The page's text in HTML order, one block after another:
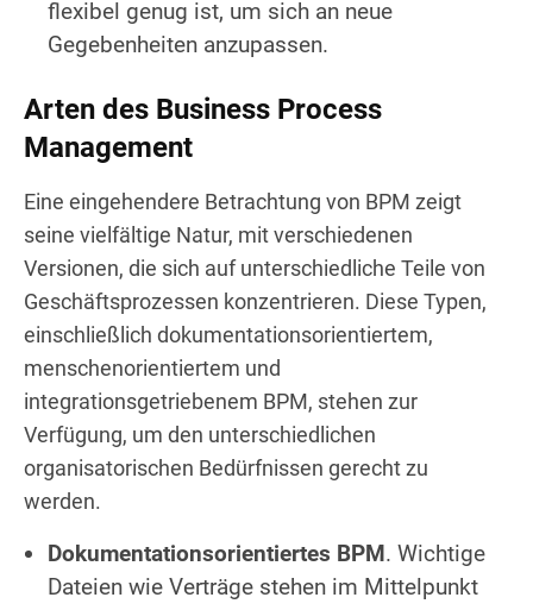
flexibel genug ist, um sich an neue
Gegebenheiten anzupassen.
Arten des Business Process
Management
Eine eingehendere Betrachtung von BPM zeigt
seine vielfältige Natur, mit verschiedenen
Versionen, die sich auf unterschiedliche Teile von
Geschäftsprozessen konzentrieren. Diese Typen,
einschließlich dokumentationsorientiertem,
menschenorientiertem und
integrationsgetriebenem BPM, stehen zur
Verfügung, um den unterschiedlichen
organisatorischen Bedürfnissen gerecht zu
werden.
Dokumentationsorientiertes BPM. Wichtige
Dateien wie Verträge stehen im Mittelpunkt